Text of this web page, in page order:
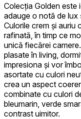
Colecția Golden este
adauge o notă de lux
Culorile crem și auriu
rafinată, în timp ce
unică fiecărei
plasate în living,
impresiona și vor
asortate cu culori
crea un aspect
combinate cu culori
bleumarin, verde
contrast uimitor.